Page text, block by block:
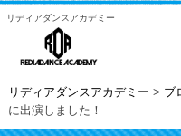
リディアダンスアカデミー
リディアダンスアカデミー > ブ
に出演しました！